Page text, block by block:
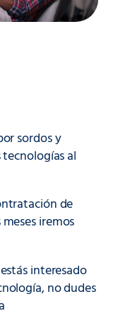
sordos y
al
de
iremos
interesado
no dudes